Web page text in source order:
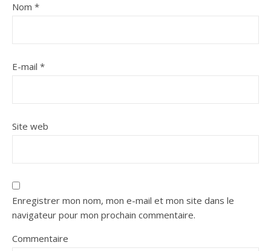
Nom *
E-mail *
Site web
Enregistrer mon nom, mon e-mail et mon site dans le
navigateur pour mon prochain commentaire.
Commentaire